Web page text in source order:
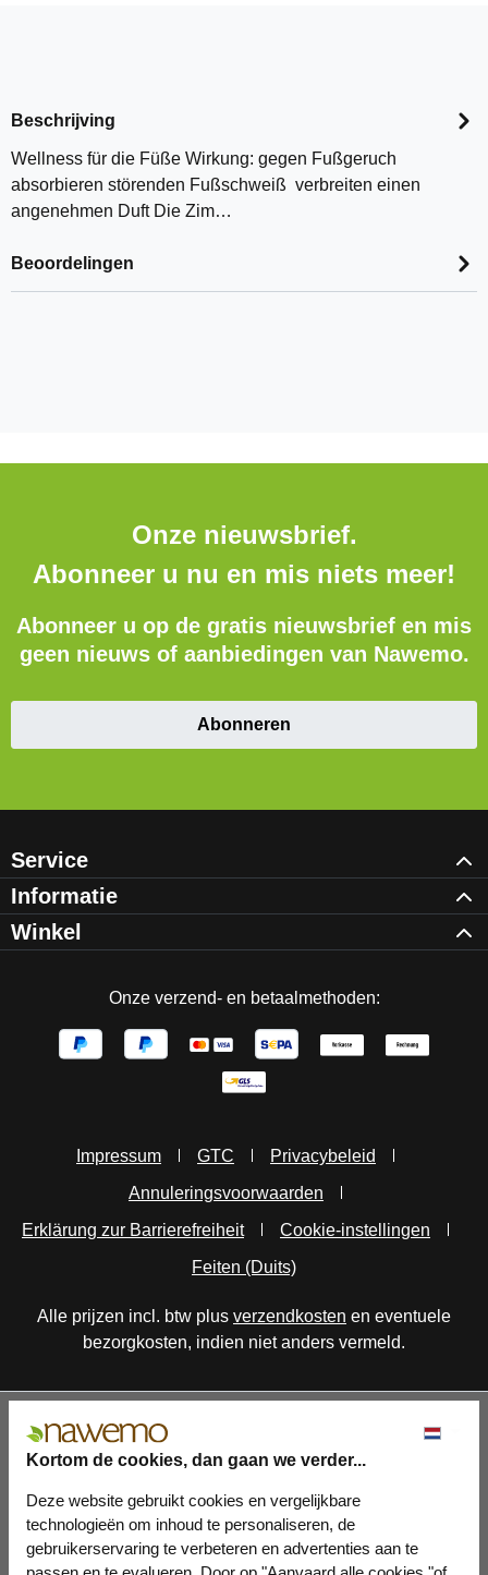
Kortom de cookies, dan gaan we verder...
Deze website gebruikt cookies en vergelijkbare
technologieën om inhoud te personaliseren, de
gebruikerservaring te verbeteren en advertenties aan te
Beschrijving
Wellness für die Füße Wirkung: gegen Fußgeruch
absorbieren störenden Fußschweiß verbreiten einen
angenehmen Duft Die Zim…
Beoordelingen
Onze nieuwsbrief.
Abonneer u nu en mis niets meer!
Abonneer u op de gratis nieuwsbrief en mis
geen nieuws of aanbiedingen van Nawemo.
Abonneren
Service
Informatie
Winkel
Onze verzend- en betaalmethoden:
Impressum GTC
Privacybeleid
Annuleringsvoorwaarden
Erklärung zur Barrierefreiheit
Cookie-instellingen
Feiten (Duits)
Alle prijzen incl. btw plus verzendkosten en eventuele
bezorgkosten, indien niet anders vermeld.